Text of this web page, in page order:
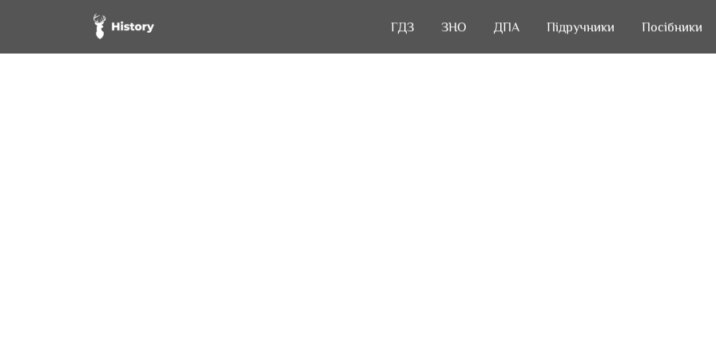
ГДЗ
ГДЗ ЗНО
ЗНО ДПА
ДПА Підручники
Підручники Посібники
Посібники